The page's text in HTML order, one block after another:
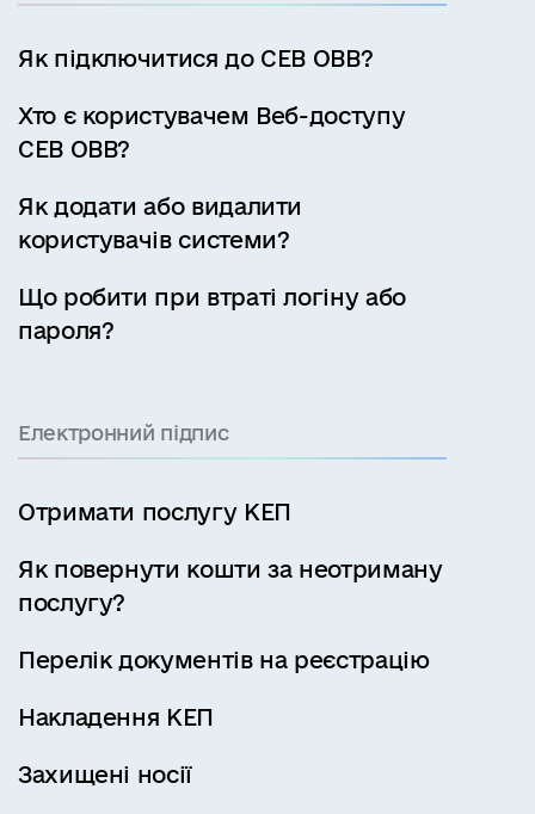
Як підключитися до СЕВ ОВВ?
Хто є користувачем Веб-доступу
СЕВ ОВВ?
Як додати або видалити
користувачів системи?
Що робити при втраті логіну або
пароля?
Електронний підпис
Отримати послугу КЕП
Як повернути кошти за неотриману
послугу?
Перелік документів на реєстрацію
Накладення КЕП
Захищені носії